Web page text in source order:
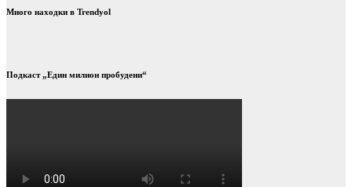
Много находки в Trendyol
Подкаст „Един милион пробудени“